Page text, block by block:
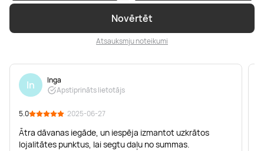
Novērtēt
Atsauksmju noteikumi
In
Inga
Apstiprināts lietotājs
5.0 · 2025-06-27
Ātra dāvanas iegāde, un iespēja izmantot uzkrātos
lojalitātes punktus, lai segtu daļu no summas.